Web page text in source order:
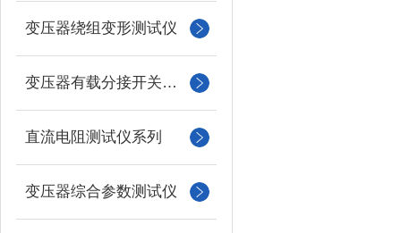
变压器绕组变形测试仪
变压器有载分接开关测试仪
直流电阻测试仪系列
变压器综合参数测试仪